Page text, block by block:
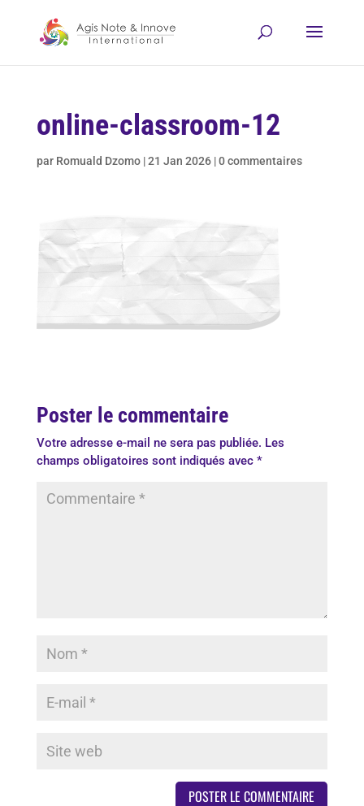
online-classroom-12
par Romuald Dzomo|21 Jan 2026|0 commentaires
Poster le commentaire
Votre adresse e-mail ne sera pas publiée. Les
champs obligatoires sont indiqués avec *